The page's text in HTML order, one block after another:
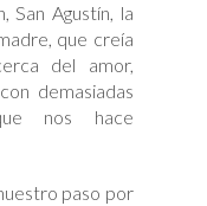
San Agustín, la
que creía
del amor,
demasiadas
nos hace
paso por